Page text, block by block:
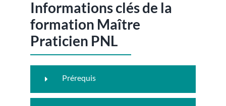
Informations clés de la
formation Maître
Praticien PNL
Prérequis